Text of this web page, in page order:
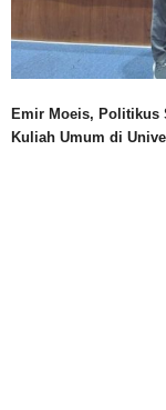
Emir Moeis, Politikus
Kuliah Umum di